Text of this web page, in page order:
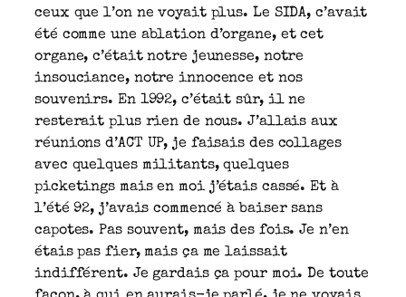
ceux que l’on ne voyait plus. Le SIDA, c’avait
été comme une ablation d’organe, et cet
organe, c’était notre jeunesse, notre
insouciance, notre innocence et nos
souvenirs. En 1992, c’était sûr, il ne
resterait plus rien de nous. J’allais aux
réunions d’ACT UP, je faisais des collages
avec quelques militants, quelques
picketings mais en moi j’étais cassé. Et à
l’été 92, j’avais commencé à baiser sans
capotes. Pas souvent, mais des fois. Je n’en
étais pas fier, mais ça me laissait
indifférent. Je gardais ça pour moi. De toute